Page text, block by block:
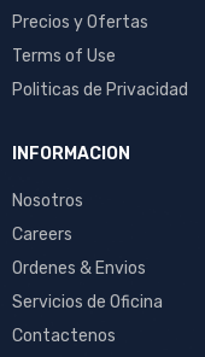
Precios y Ofertas
Terms of Use
Politicas de Privacidad
INFORMACION
Nosotros
Careers
Ordenes & Envios
Servicios de Oficina
Contactenos